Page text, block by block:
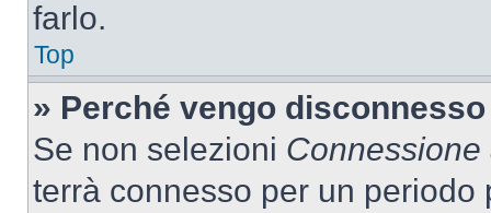
farlo.
Top
» Perché vengo
Se non selezioni
terrà connesso per un